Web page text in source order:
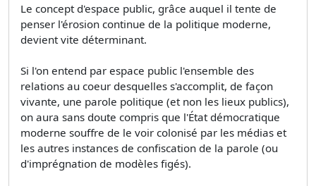
Le concept d'espace public, grâce auquel il tente de
penser l'érosion continue de la politique moderne,
devient vite déterminant.
Si l'on entend par espace public l'ensemble des
relations au coeur desquelles s'accomplit, de façon
vivante, une parole politique (et non les lieux publics),
on aura sans doute compris que l'État démocratique
moderne souffre de le voir colonisé par les médias et
les autres instances de confiscation de la parole (ou
d'imprégnation de modèles figés).